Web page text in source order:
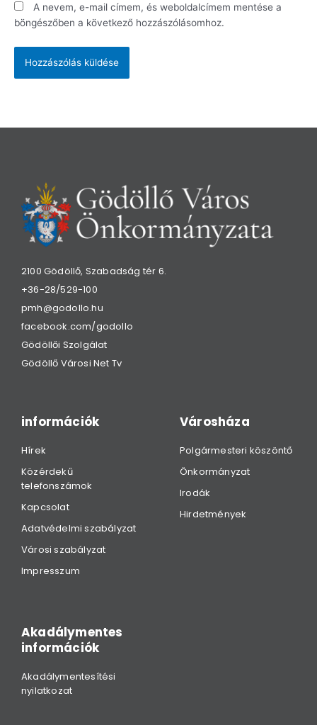
A nevem, e-mail címem, és weboldalcímem mentése a
böngészőben a következő hozzászólásomhoz.
2100 Gödöllő, Szabadság tér 6.
+36-28/529-100
pmh@godollo.hu
facebook.com/godollo
Gödöllői Szolgálat
Gödöllő Városi Net Tv
információk
Hírek
Közérdekű
telefonszámok
Kapcsolat
Adatvédelmi szabályzat
Városi szabályzat
Impresszum
Városháza
Polgármesteri köszöntő
Önkormányzat
Irodák
Hirdetmények
Akadálymentes
információk
Akadálymentesítési
nyilatkozat